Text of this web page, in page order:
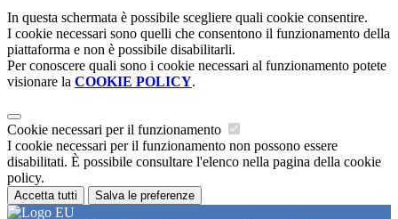
In questa schermata è possibile scegliere quali cookie consentire.
I cookie necessari sono quelli che consentono il funzionamento della
piattaforma e non è possibile disabilitarli.
Per conoscere quali sono i cookie necessari al funzionamento potete
visionare la COOKIE POLICY.
Cookie necessari per il funzionamento
I cookie necessari per il funzionamento non possono essere
disabilitati. È possibile consultare l'elenco nella pagina della cookie
policy.
Accetta tutti Salva le preferenze